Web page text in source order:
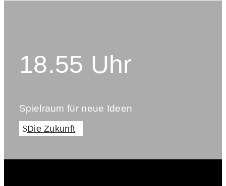
18.55 Uhr
Spielraum für neue Ideen
Die Zukunft